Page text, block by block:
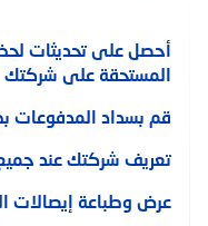
أحصل على تحديثات
المستحقة على شركتك
قم بسداد المدفوعات
تعريف شركتك عند
عرض وطباعة إيصالات